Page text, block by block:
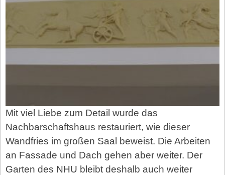
Mit viel Liebe zum Detail wurde das
Nachbarschaftshaus restauriert, wie dieser
Wandfries im großen Saal beweist. Die Arbeiten
an Fassade und Dach gehen aber weiter. Der
Garten des NHU bleibt deshalb auch weiter